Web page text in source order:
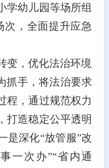
学幼儿园等场所组
次，全面提升应急
变，优化法治环境
抓手，将法治要求
程，通过规范权力
打造稳定公平透明
是深化“放管服”改
一次办”“省内通